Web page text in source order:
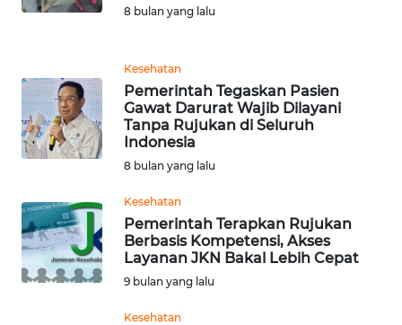
8 bulan yang lalu
Kesehatan
Pemerintah Tegaskan Pasien
Gawat Darurat Wajib Dilayani
Tanpa Rujukan di Seluruh
Indonesia
8 bulan yang lalu
Kesehatan
Pemerintah Terapkan Rujukan
Berbasis Kompetensi, Akses
Layanan JKN Bakal Lebih Cepat
9 bulan yang lalu
Kesehatan
WN
SUMUT
JAKARTA
WN
JABAR